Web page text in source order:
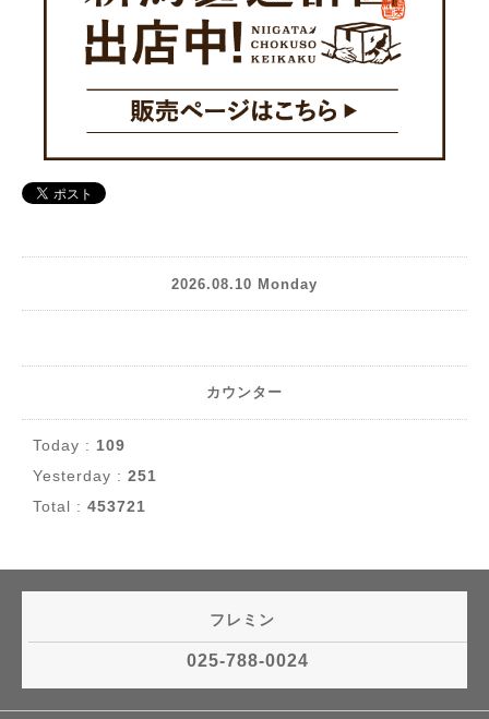
2026.08.10 Monday
カウンター
Today : 109
Yesterday : 251
Total : 453721
フレミン
025-788-0024